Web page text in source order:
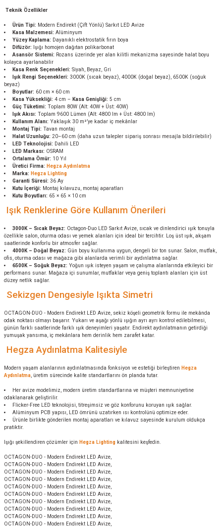
Teknik Özellikler
Ürün Tipi: Modern Endirekt (Çift Yönlü) Sarkıt LED Avize
Kasa Malzemesi: Alüminyum
Yüzey Kaplama: Dayanıklı elektrostatik fırın boya
Difüzör:
Işığı homojen dağıtan polikarbonat
Asansör Sistemi: Rozans üzerinde yer alan kilitli mekanizma sayesinde halat boyu
kolayca ayarlanabilir
Kasa Renk Seçenekleri: Siyah, Beyaz, Gri
Işık Rengi Seçenekleri: 3000K (sıcak beyaz), 4000K (doğal beyaz), 6500K (soğuk
beyaz)
Boyutlar: 60 cm × 60 cm
Kasa Yüksekliği: 4 cm – Kasa Genişliği: 5 cm
Güç Tüketimi: Toplam 80W (Alt: 40W + Üst: 40W)
Işık Akısı: Toplam 9600 Lümen (Alt: 4800 lm + Üst: 4800 lm)
Kullanım Alanı: Yaklaşık 30 m²’ye kadar iç mekânlar
Montaj Tipi: Tavan montaj
Halat Uzunluğu: 20–60 cm (daha uzun talepler sipariş sonrası mesajla bildirilebilir)
LED Teknolojisi: Dahili LED
LED Markası: OSRAM
Ortalama Ömür: 10 Yıl
Üretici Firma: Hegza Aydınlatma
Marka: Hegza Lighting
Garanti Süresi: 36 Ay
Kutu İçeriği: Montaj kılavuzu, montaj aparatları
Kutu Boyutları: 65 × 65 × 10 cm
Işık Renklerine Göre Kullanım Önerileri
3000K – Sıcak Beyaz: Octagon-Duo LED Sarkıt Avize, sıcak ve dinlendirici ışık tonuyla
özellikle salon, oturma odası ve yemek alanları için ideal bir tercihtir. Loş üst ışık, akşam
saatlerinde konforlu bir atmosfer sağlar.
4000K – Doğal Beyaz: Gün boyu kullanıma uygun, dengeli bir ton sunar. Salon, mutfak,
ofis, oturma odası ve mağaza gibi alanlarda verimli bir aydınlatma sağlar.
6500K – Soğuk Beyaz: Yoğun ışık isteyen yaşam ve çalışma alanlarında etkileyici bir
performans sunar. Mağaza içi sunumlar, mutfaklar veya geniş toplantı alanları için üst
düzey netlik sağlar.
Sekizgen Dengesiyle Işıkta Simetri
OCTAGON-DUO - Modern Endirekt LED Avize, sekiz köşeli geometrik formu ile mekânda
odak noktası olmayı başarır. Yukarı ve aşağı yönlü ışığın ayrı ayrı kontrol edilebilmesi,
günün farklı saatlerinde farklı ışık deneyimleri yaşatır. Endirekt aydınlatmanın getirdiği
yumuşak yansıma, iç mekânlara hem derinlik hem zarafet katar.
Hegza Aydınlatma Kalitesiyle
Modern yaşam alanlarının aydınlatmasında fonksiyon ve estetiği birleştiren Hegza
Aydınlatma , üretim sürecinde kalite standartlarını ön planda tutar.
Her avize modelimiz, modern üretim standartlarına ve müşteri memnuniyetine
odaklanarak geliştirilir.
Flicker-Free LED teknolojisi, titreşimsiz ve göz konforunu koruyan ışık sağlar.
Alüminyum PCB yapısı, LED ömrünü uzatırken ısı kontrolünü optimize eder.
Ürünle birlikte gönderilen montaj aparatları ve kılavuz sayesinde kurulum oldukça
pratiktir.
Işığı şekillendiren çözümler için Hegza Lighting kalitesini keşfedin.
OCTAGON-DUO - Modern Endirekt LED Avize,
OCTAGON-DUO - Modern Endirekt LED Avize,
OCTAGON-DUO - Modern Endirekt LED Avize,
OCTAGON-DUO - Modern Endirekt LED Avize,
OCTAGON-DUO - Modern Endirekt LED Avize,
OCTAGON-DUO - Modern Endirekt LED Avize,
OCTAGON-DUO - Modern Endirekt LED Avize,
OCTAGON-DUO - Modern Endirekt LED Avize,
OCTAGON-DUO - Modern Endirekt LED Avize,
OCTAGON-DUO - Modern Endirekt LED Avize,